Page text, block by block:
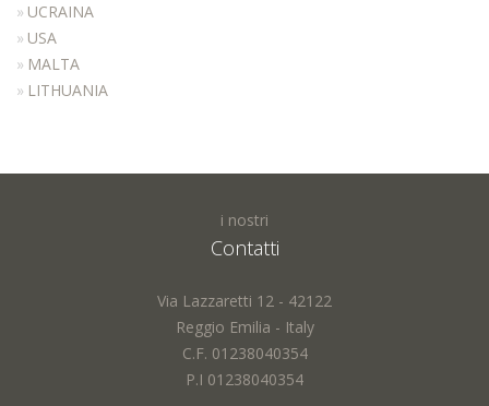
UCRAINA
USA
MALTA
LITHUANIA
i nostri
Contatti
Via Lazzaretti 12 - 42122
Reggio Emilia - Italy
C.F. 01238040354
P.I 01238040354